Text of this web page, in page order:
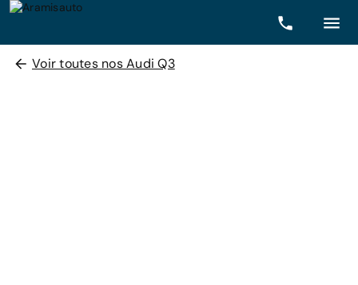
Voir toutes nos Audi Q3